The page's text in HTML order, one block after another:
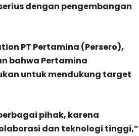
dengan pengembangan
PT Pertamina (Persero),
bahwa Pertamina
untuk mendukung target
pihak, karena
dan teknologi tinggi,”